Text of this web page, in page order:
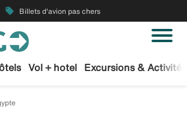
local_offer Billets d'avion pas chers
Vol + hotel Excursions & Activités